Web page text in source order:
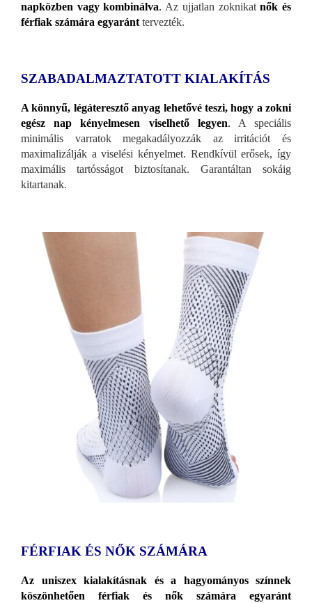
napközben vagy kombinálva. Az ujjatlan zoknikatnők és
férfiak számára egyaránt tervezték.
SZABADALMAZTATOTT KIALAKÍTÁS
A könnyű, légáteresztő anyag lehetővé teszi, hogy a zokni
egész nap kényelmesen viselhető legyen. A speciális
minimális varratok megakadályozzák az irritációt és
maximalizálják a viselési kényelmet. Rendkívül erősek, így
maximális tartósságot biztosítanak. Garantáltan sokáig
kitartanak.
FÉRFIAK ÉS NŐK SZÁMÁRA
Az uniszex kialakításnak és a hagyományos színnek
köszönhetően férfiak és nők számára egyaránt